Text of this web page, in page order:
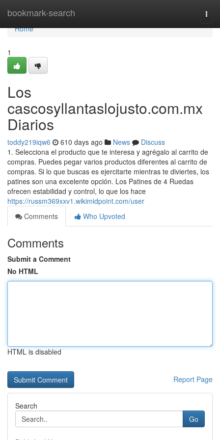
bookmark-search
Home
Home
1
Los
cascosyllantaslojusto.com.mx
Diarios
toddy219iqw6 610 days ago News
Discuss
1. Selecciona el producto que te interesa y agrégalo al carrito de
compras. Puedes pegar varios productos diferentes al carrito de
compras. Si lo que buscas es ejercitarte mientras te diviertes, los
patines son una excelente opción. Los Patines de 4 Ruedas
ofrecen estabilidad y control, lo que los hace
https://russm369xxv1.wikimidpoint.com/user
Comments
Who Upvoted
Comments
Submit a Comment
No HTML
HTML is disabled
Report Page
Search
Go